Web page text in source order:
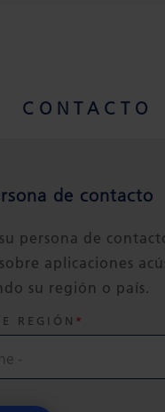
CONTACTO
de contacto
persona de
aplicaciones
su región o país.
REGIÓN